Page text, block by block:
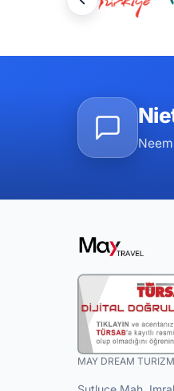
MAY DREAM